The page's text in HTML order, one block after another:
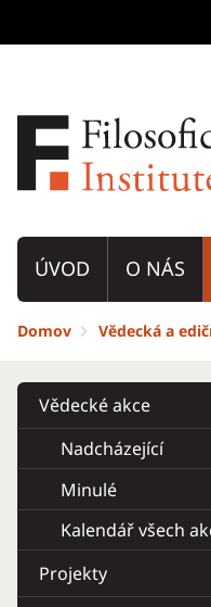
ÚVOD O NÁS
Domov Vědecká a
Vědecké akce
Nadcházející
Minulé
Kalendář všech
Projekty